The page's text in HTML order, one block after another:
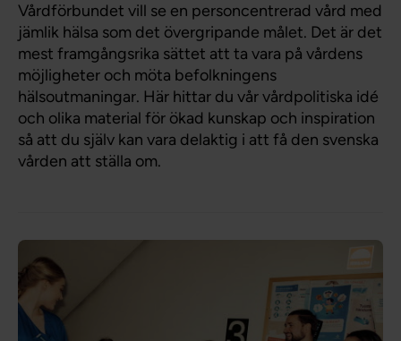
Vårdförbundet vill se en personcentrerad vård med
jämlik hälsa som det övergripande målet. Det är det
mest framgångsrika sättet att ta vara på vårdens
möjligheter och möta befolkningens
hälsoutmaningar. Här hittar du vår vårdpolitiska idé
och olika material för ökad kunskap och inspiration
så att du själv kan vara delaktig i att få den svenska
vården att ställa om.